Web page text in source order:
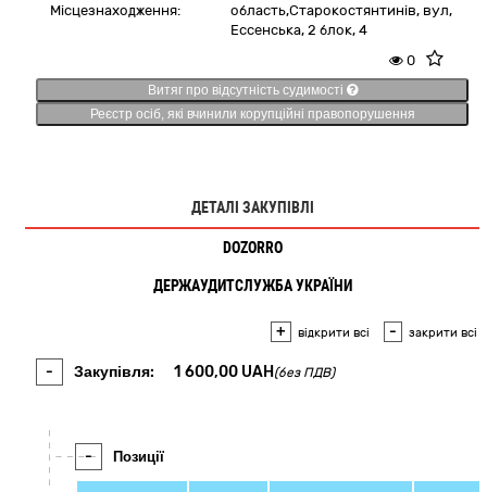
Місцезнаходження:
область,Старокостянтинів, вул,
Ессенська, 2 блок, 4
0
Витяг про відсутність судимості
Реєстр осіб, які вчинили корупційні правопорушення
ДЕТАЛІ ЗАКУПІВЛІ
DOZORRO
ДЕРЖАУДИТСЛУЖБА УКРАЇНИ
+ відкрити всі - закрити всі
- Закупівля: 1 600,00 UAH (без ПДВ)
- Позиції